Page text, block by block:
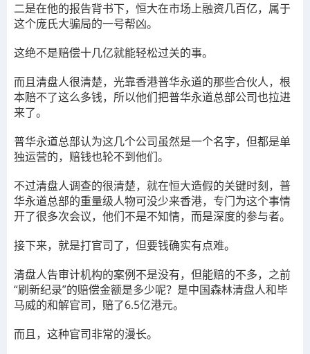
二是在他的报告背书下，恒大在市场上融资几百亿，属于
这个庞氏大骗局的一号帮凶。
这绝不是赔偿十几亿就能轻松过关的事。
而且清盘人很清楚，光靠香港普华永道的那些合伙人，根
本赔不了这么多钱，所以他们把普华永道总部公司也拉进
来了。
普华永道总部认为这几个公司虽然是一个名字，但都是单
独运营的，赔钱也轮不到他们。
不过清盘人调查的很清楚，就在恒大造假的关键时刻，普
华永道总部的重量级人物可没少来香港，专门为这个事情
开了很多次会议，他们不是不知情，而是深度的参与者。
接下来，就是打官司了，但要钱确实有点难。
清盘人告审计机构的案例不是没有，但能赔的不多，之前
“刷新纪录”的赔偿金额是多少呢？是中国森林清盘人和毕
马威的和解官司，赔了6.5亿港元。
而且，这种官司非常的漫长。